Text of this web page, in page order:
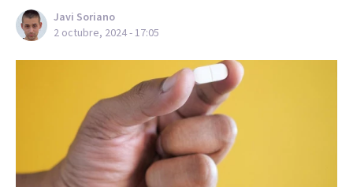
Javi Soriano
2 octubre, 2024 - 17:05